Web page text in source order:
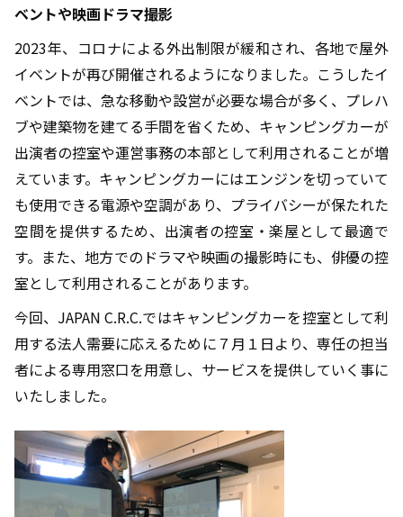
ベントや映画ドラマ撮影
2023年、コロナによる外出制限が緩和され、各地で屋外
イベントが再び開催されるようになりました。こうしたイ
ベントでは、急な移動や設営が必要な場合が多く、プレハ
ブや建築物を建てる手間を省くため、キャンピングカーが
出演者の控室や運営事務の本部として利用されることが増
えています。キャンピングカーにはエンジンを切っていて
も使用できる電源や空調があり、プライバシーが保たれた
空間を提供するため、出演者の控室・楽屋として最適で
す。また、地方でのドラマや映画の撮影時にも、俳優の控
室として利用されることがあります。
今回、JAPAN C.R.C.ではキャンピングカーを控室として利
用する法人需要に応えるために７月１日より、専任の担当
者による専用窓口を用意し、サービスを提供していく事に
いたしました。